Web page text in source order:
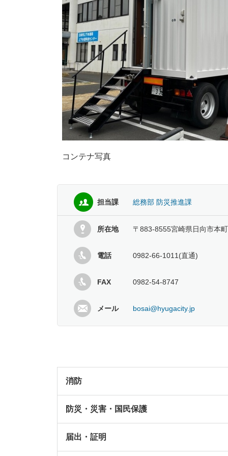
コンテナ写真
担当課 総務部 防災推進課
所在地 〒883-8555宮崎県日向市本
電話 0982-66-1011(直通)
FAX 0982-54-8747
メール bosai@hyugacity.jp
消防
防災・災害・国民保護
届出・証明